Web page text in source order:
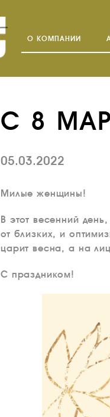
О КОМПАНИИ
С 8
05.03.2022
Милые женщины!
В этот весенний
от близких, и
царит весна, а на
С праздником!